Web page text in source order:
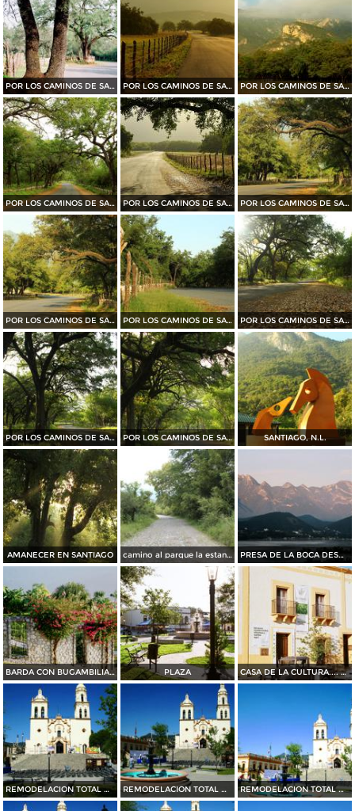
POR LOS CAMINOS DE SANTIAGO POR LOS CAMINOS DE SANTIAGO POR LOS CAMINOS DE SANTIAGO
POR LOS CAMINOS DE SANTIAGO POR LOS CAMINOS DE SANTIAGO POR LOS CAMINOS DE SANTIAGO
POR LOS CAMINOS DE SANTIAGO POR LOS CAMINOS DE SANTIAGO POR LOS CAMINOS DE SANTIAGO
POR LOS CAMINOS DE SANTIAGO POR LOS CAMINOS DE SANTIAGO SANTIAGO, N.L.
AMANECER EN SANTIAGO camino al parque la estanzuela PRESA DE LA BOCA DESDE BAHIA ESCONDIDA....35 MM
BARDA CON BUGAMBILIAS....35 mm PLAZA CASA DE LA CULTURA.... 35 mm
REMODELACION TOTAL DE PLAZA OCAMPO (2010) REMODELACION TOTAL DE PLAZA OCAMPO (2010) REMODELACION TOTAL DE PLAZA OCAMPO (2010)